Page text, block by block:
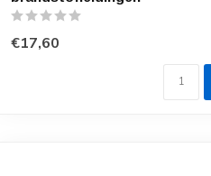
€17,60